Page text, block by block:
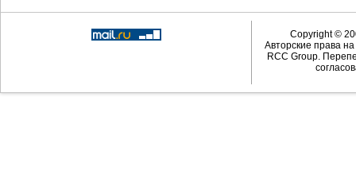
Copyright ©
Авторские права
RCC Group.